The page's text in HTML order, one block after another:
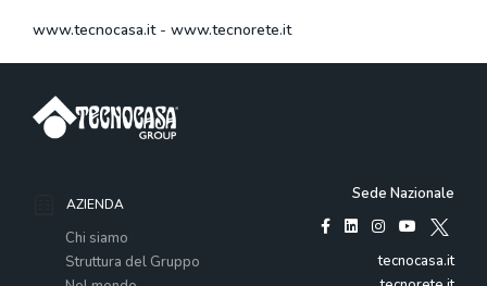
www.tecnocasa.it- www.tecnorete.it
AZIENDA
Chi siamo
Struttura del Gruppo
Sede Nazionale
tecnocasa.it